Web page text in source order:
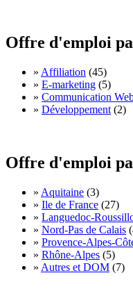
Offre d'emploi
» Affiliation (45)
» E-marketing (5)
» Communication
» Développement (2)
Offre d'emploi
» Aquitaine (3)
» Ile de France (27)
» Languedoc-
» Nord-Pas de Calais
» Provence-Alpes-
» Rhône-Alpes (5)
» Autres et DOM (7)